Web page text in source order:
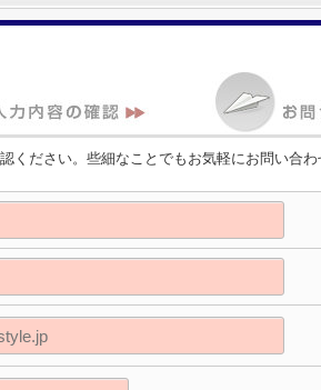
ください。些細なことでもお気軽にお問い合